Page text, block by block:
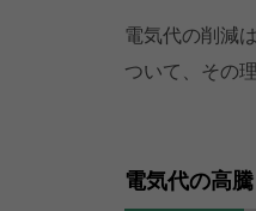
電気代の削減
ついて、その
電気代の高騰